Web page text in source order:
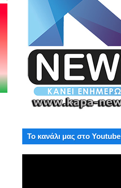
Το κανάλι μας στο Youtube